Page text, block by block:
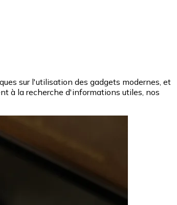
sur l'utilisation des gadgets modernes, et
à la recherche d'informations utiles, nos